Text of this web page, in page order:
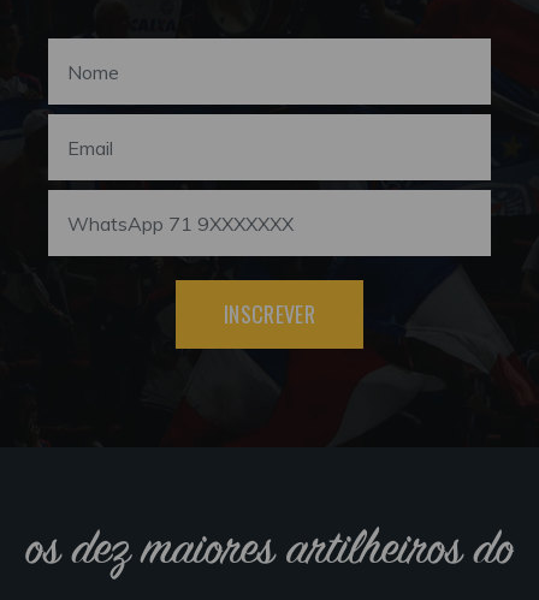
INSCREVER
os dez maiores artilheiros do